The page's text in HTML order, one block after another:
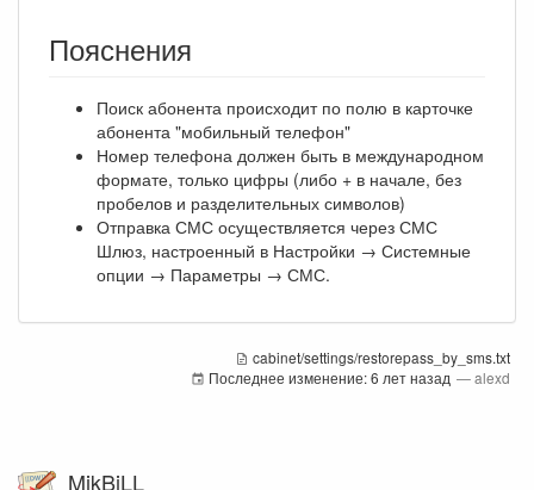
Пояснения
Поиск абонента происходит по полю в карточке
абонента "мобильный телефон"
Номер телефона должен быть в международном
формате, только цифры (либо + в начале, без
пробелов и разделительных символов)
Отправка СМС осуществляется через СМС
Шлюз, настроенный в Настройки → Системные
опции → Параметры → СМС.
cabinet/settings/restorepass_by_sms.txt
Последнее изменение:6 лет назад —alexd
MikBiLL